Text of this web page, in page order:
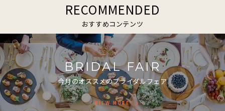
RECOMMENDED
おすすめコンテンツ
BRIDAL FAIR
今月のオススメのブライダルフェア
VIEW MORE